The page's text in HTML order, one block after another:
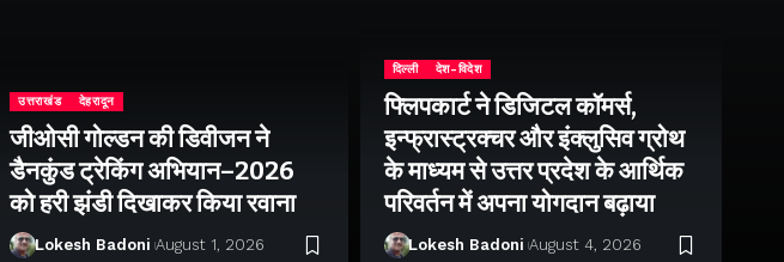
उत्तराखंड देहरादून
जीओसी गोल्डन की डिवीजन ने
डैनकुंड ट्रेकिंग अभियान–2026
को हरी झंडी दिखाकर किया रवाना
Lokesh Badoni August 1, 2026
दिल्ली देश-विदेश
फ्लिपकार्ट ने डिजिटल कॉमर्स,
इन्फ्रास्ट्रक्चर और इंक्लुसिव ग्रोथ
के माध्यम से उत्तर प्रदेश के आर्थिक
परिवर्तन में अपना योगदान बढ़ाया
Lokesh Badoni August 4, 2026